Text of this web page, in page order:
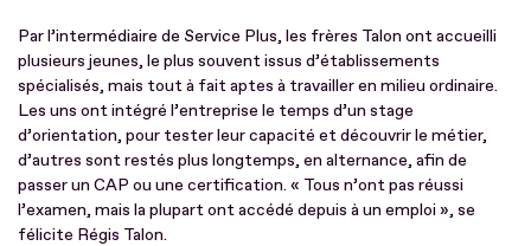
Par l’intermédiaire de Service Plus, les frères Talon ont accueilli
plusieurs jeunes, le plus souvent issus d’établissements
spécialisés, mais tout à fait aptes à travailler en milieu ordinaire.
Les uns ont intégré l’entreprise le temps d’un stage
d’orientation, pour tester leur capacité et découvrir le métier,
d’autres sont restés plus longtemps, en alternance, afin de
passer un CAP ou une certification. « Tous n’ont pas réussi
l’examen, mais la plupart ont accédé depuis à un emploi », se
félicite Régis Talon.